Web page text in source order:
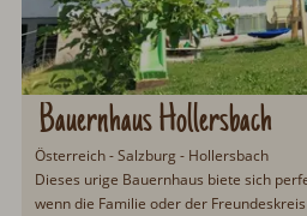
Bauernhaus Hollersbach
Österreich - Salzburg - Hollersbach
Dieses urige Bauernhaus biete sich
wenn die Familie oder der